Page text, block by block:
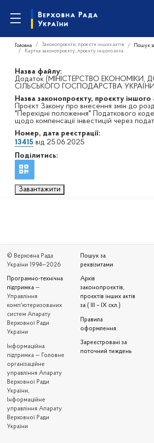
Головна Законопроєкти, проєкти інших актів
Пошук
Картка законопроєкту, проєкту іншого акта
Назва файлу:
Додаток (МІНІСТЕРСТВО ЕКОНОМІКИ,
СІЛЬСЬКОГО ГОСПОДАРСТВА
Назва законопроєкту, проєкту іншого
Проєкт Закону про внесення змін до
"Перехідні положення" Податкового
щодо компенсації інвестицій через
Номер, дата реєстрації:
13415 від 25.06.2025
Поділитись:
Завантажити
© Верховна Рада
України 1994—2026
Програмно-технічна
підтримка —
Управління
комп'ютеризованих
систем Апарату
Верховної Ради
України
Iнформаційна
підтримка — Головне
організаційне
управління Апарату
Верховної Ради
України,
Інформаційне
управління Апарату
Верховної Ради
України
Пошук за
реквізитами
Архів
законопроєктів,
проєктів інших актів
за ( III – IX скл.)
Правила
оформлення
Зареєстровані за
поточний тиждень